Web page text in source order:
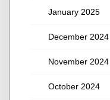
January 2025
December 2024
November 2024
October 2024